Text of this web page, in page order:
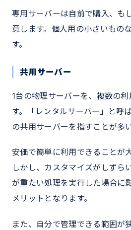
専用サーバーは自前で購入、も
意します。個人用の小さいもの
す。
共用サーバー
1台の物理サーバーを、複数の
す。「レンタルサーバー」と呼
の共用サーバーを指すことが多い
安価で簡単に利用できることが
しかし、カスタマイズがしずら
が重たい処理を実行した場合に
メリットとなります。
また、自分で管理できる範囲が